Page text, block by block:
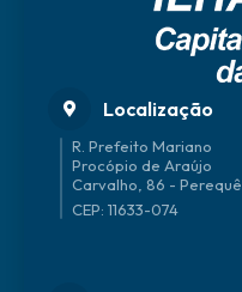
Localização
R. Prefeito Mariano
Procópio de Araújo
Carvalho, 86 - Perequê
CEP: 11633-074